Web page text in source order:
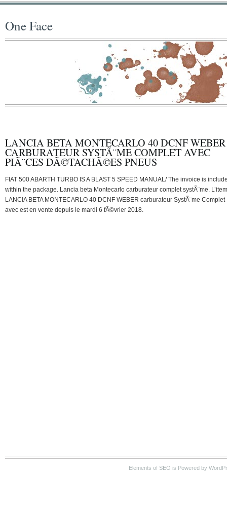
One Face
LANCIA BETA MONTECARLO 40 DCNF WEBER
CARBURATEUR SYSTÃ¨ME COMPLET AVEC
PIÃ¨CES DÃ©TACHÃ©ES PNEUS
FIAT 500 ABARTH TURBO IS A BLAST 5 SPEED MANUAL/ The invoice is
within the package. Lancia beta Montecarlo carburateur complet systÃ¨me. L’item
LANCIA BETA MONTECARLO 40 DCNF WEBER carburateur SystÃ¨me Complet
avec est en vente depuis le mardi 6 fÃ©vrier 2018.
Elements of SEO is Powered by